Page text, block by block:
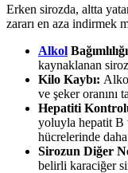
Erken sirozda, altta
zararı en aza indirmek
Alkol
kaynaklanan
Kilo Kaybı:
ve şeker oranını
Hepatiti
yoluyla hepatit B
hücrelerinde
Sirozun Diğer
belirli karaciğer